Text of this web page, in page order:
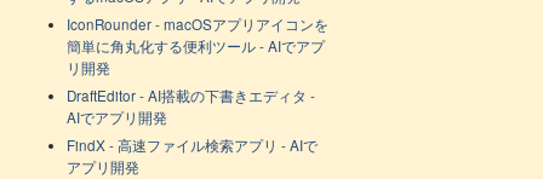
IconRounder - macOSアプリアイコンを
簡単に角丸化する便利ツール - AIでアプ
リ開発
DraftEditor - AI搭載の下書きエディタ -
AIでアプリ開発
FindX - 高速ファイル検索アプリ - AIで
アプリ開発